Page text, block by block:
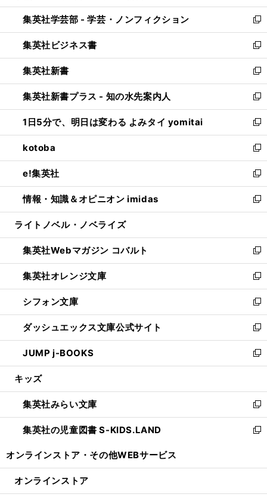
開
く
ウ
で
開
く
ン
ド
ウ
で
開
く
ウ
ィ
ン
ド
ウ
で
開
く
集英社学芸部 - 学芸・ノンフィクション
新
し
い
ウ
ィ
ン
ド
ウ
で
開
く
集英社ビジネス書
新
し
い
ウ
ィ
ン
ド
ウ
で
開
く
集英社新書
新
し
い
ウ
ィ
ン
ド
ウ
で
開
く
集英社新書プラス - 知の水先案内人
新
し
い
ウ
ィ
ン
ド
ウ
で
開
1日5分で、明日は変わる よみタイ yomitai
新
し
い
ウ
ィ
ン
ド
ウ
開
く
kotoba
新
し
い
ウ
ィ
ン
ウ
で
開
く
e!集英社
新
し
い
ウ
ン
ド
ウ
で
開
く
情報・知識＆オピニオン imidas
新
し
ウ
ィ
ン
ド
ウ
で
開
く
ライトノベル・ノベライズ
集英社Webマガジン コバルト
新
し
い
ウ
ィ
ン
ド
ウ
で
開
集英社オレンジ文庫
新
し
い
ウ
ィ
ン
ド
ウ
開
く
シフォン文庫
新
し
い
ウ
ィ
ン
ウ
で
開
く
ダッシュエックス文庫公式サイト
新
し
い
ウ
ン
ド
ウ
で
JUMP j-BOOKS
新
し
ウ
ィ
ン
ド
開
キッズ
集英社みらい文庫
新
し
い
ン
ウ
集英社の児童図書 S-KIDS.LAND
新
ウ
オンラインストア・ その他WEBサービス
オンラインストア